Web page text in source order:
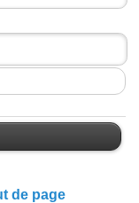
de page